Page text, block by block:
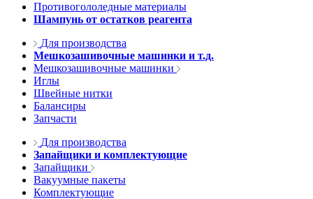
Противогололедные материалы
Шампунь от остатков реагента
Для производства
Мешкозашивочные машинки и т.д.
Мешкозашивочные машинки
Иглы
Швейные нитки
Балансиры
Запчасти
Для производства
Запайщики и комплектующие
Запайщики
Вакуумные пакеты
Комплектующие